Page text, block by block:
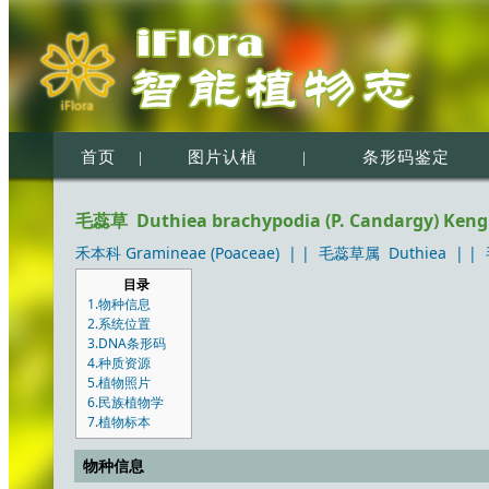
首页 | 图片认植 | 条形码鉴定
毛蕊草 Duthiea brachypodia (P. Candargy) Keng
禾本科 Gramineae (Poaceae) | | 毛蕊草属 Duthiea | |
目录
1.物种信息
2.系统位置
3.DNA条形码
4.种质资源
5.植物照片
6.民族植物学
7.植物标本
物种信息